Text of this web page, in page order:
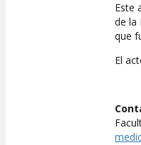
Este
de la
que
El